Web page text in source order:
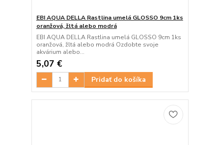
EBI AQUA DELLA Rastlina umelá GLOSSO 9cm 1ks
oranžová, žltá alebo modrá
EBI AQUA DELLA Rastlina umelá GLOSSO 9cm 1ks
oranžová, žltá alebo modrá Ozdobte svoje
akvárium alebo...
5,07 €
Pridať do košíka